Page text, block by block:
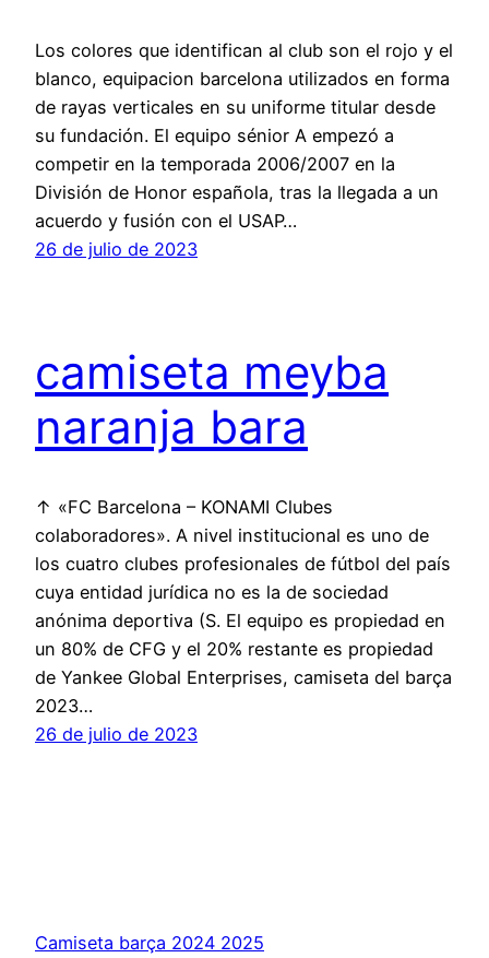
Los colores que identifican al club son el rojo y el
blanco, equipacion barcelona utilizados en forma
de rayas verticales en su uniforme titular desde
su fundación. El equipo sénior A empezó a
competir en la temporada 2006/2007 en la
División de Honor española, tras la llegada a un
acuerdo y fusión con el USAP…
26 de julio de 2023
camiseta meyba
naranja bara
↑ «FC Barcelona – KONAMI Clubes
colaboradores». A nivel institucional es uno de
los cuatro clubes profesionales de fútbol del país
cuya entidad jurídica no es la de sociedad
anónima deportiva (S. El equipo es propiedad en
un 80% de CFG y el 20% restante es propiedad
de Yankee Global Enterprises, camiseta del barça
2023…
26 de julio de 2023
Camiseta barça 2024 2025